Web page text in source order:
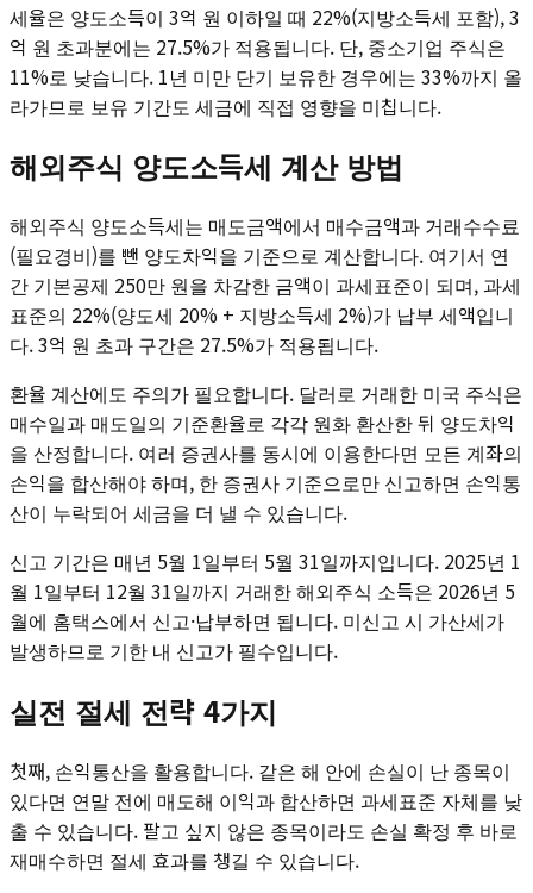
세율은 양도소득이 3억 원 이하일 때 22%(지방소득세 포함), 3
억 원 초과분에는 27.5%가 적용됩니다. 단, 중소기업 주식은
11%로 낮습니다. 1년 미만 단기 보유한 경우에는 33%까지 올
라가므로 보유 기간도 세금에 직접 영향을 미칩니다.
해외주식 양도소득세 계산 방법
해외주식 양도소득세는 매도금액에서 매수금액과 거래수수료
(필요경비)를 뺀 양도차익을 기준으로 계산합니다. 여기서 연
간 기본공제 250만 원을 차감한 금액이 과세표준이 되며, 과세
표준의 22%(양도세 20% + 지방소득세 2%)가 납부 세액입니
다. 3억 원 초과 구간은 27.5%가 적용됩니다.
환율 계산에도 주의가 필요합니다. 달러로 거래한 미국 주식은
매수일과 매도일의 기준환율로 각각 원화 환산한 뒤 양도차익
을 산정합니다. 여러 증권사를 동시에 이용한다면 모든 계좌의
손익을 합산해야 하며, 한 증권사 기준으로만 신고하면 손익통
산이 누락되어 세금을 더 낼 수 있습니다.
신고 기간은 매년 5월 1일부터 5월 31일까지입니다. 2025년 1
월 1일부터 12월 31일까지 거래한 해외주식 소득은 2026년 5
월에 홈택스에서 신고·납부하면 됩니다. 미신고 시 가산세가
발생하므로 기한 내 신고가 필수입니다.
실전 절세 전략 4가지
첫째, 손익통산을 활용합니다. 같은 해 안에 손실이 난 종목이
있다면 연말 전에 매도해 이익과 합산하면 과세표준 자체를 낮
출 수 있습니다. 팔고 싶지 않은 종목이라도 손실 확정 후 바로
재매수하면 절세 효과를 챙길 수 있습니다.